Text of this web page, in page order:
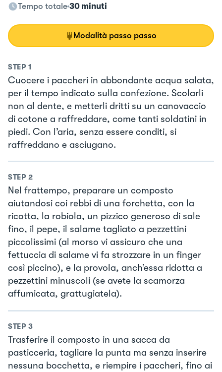
Tempo totale 30 minuti
Modalità passo passo
STEP 1
Cuocere i paccheri in abbondante acqua salata,
per il tempo indicato sulla confezione. Scolarli
non al dente, e metterli dritti su un canovaccio
di cotone a raffreddare, come tanti soldatini in
piedi. Con l’aria, senza essere conditi, si
raffreddano e asciugano.
STEP 2
Nel frattempo, preparare un composto
aiutandosi coi rebbi di una forchetta, con la
ricotta, la robiola, un pizzico generoso di sale
fino, il pepe, il salame tagliato a pezzettini
piccolissimi (al morso vi assicuro che una
fettuccia di salame vi fa strozzare in un finger
così piccino), e la provola, anch’essa ridotta a
pezzettini minuscoli (se avete la scamorza
affumicata, grattugiatela).
STEP 3
Trasferire il composto in una sacca da
pasticceria, tagliare la punta ma senza inserire
nessuna bocchetta, e riempire i paccheri, fino ai